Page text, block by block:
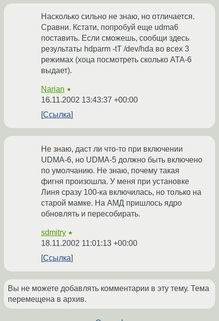
Насколько сильно не знаю, но отличается.
Сравни. Кстати, попробуй еще udma6
поставить. Если сможешь, сообщи здесь
результаты hdparm -tT /dev/hda во всех 3
режимах (хоца посмотреть сколько ATA-6
выдает).
Narian ★
16.11.2002 13:43:37 +00:00
Ссылка
Не знаю, даст ли что-то при включении
UDMA-6, но UDMA-5 должно быть включено
по умолчанию. Не знаю, почему такая
фигня произошла. У меня при установке
Линя сразу 100-ка включилась, но только на
старой мамке. На АМД пришлось ядро
обновлять и пересобирать.
sdmitry ★
18.11.2002 11:01:13 +00:00
Ссылка
Вы не можете добавлять комментарии в эту тему. Тема
перемещена в архив.